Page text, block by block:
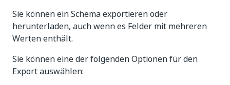
Sie können ein Schema exportieren oder
herunterladen, auch wenn es Felder mit mehreren
Werten enthält.
Sie können eine der folgenden Optionen für den
Export auswählen: